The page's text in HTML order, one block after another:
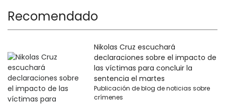
Recomendado
Nikolas Cruz escuchará
declaraciones sobre el impacto de
las víctimas para concluir la
sentencia el martes
Publicación de blog de noticias sobre
crímenes